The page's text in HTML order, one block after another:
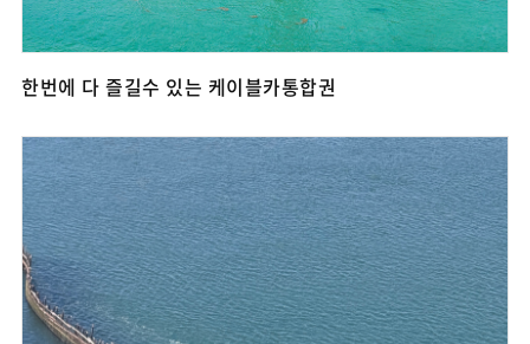
한번에 다 즐길수 있는 케이블카통합권